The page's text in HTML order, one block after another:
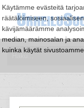
Käytämme evästeitä
räätälöimiseen,
kävijämäärämme
median, mainosalan ja
kuinka käytät sivustoamme.